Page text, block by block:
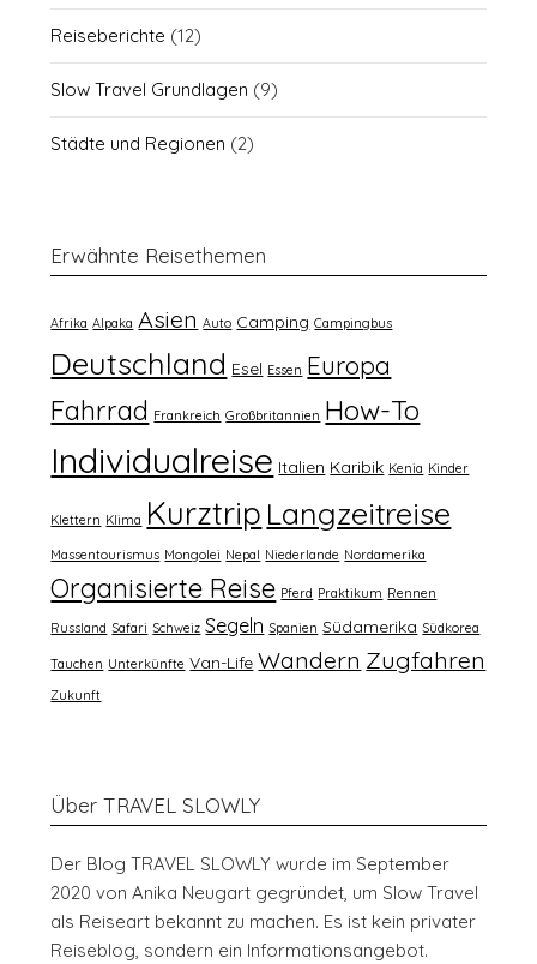
Reiseberichte (12)
Slow Travel Grundlagen (9)
Städte und Regionen (2)
Erwähnte Reisethemen
Afrika Alpaka Asien Auto Camping Campingbus
Deutschland Esel Essen Europa
Fahrrad Frankreich Großbritannien How-To
Individualreise Italien Karibik Kenia Kinder
Klettern Klima Kurztrip Langzeitreise
Massentourismus Mongolei Nepal Niederlande Nordamerika
Organisierte Reise Pferd Praktikum Rennen
Russland Safari Schweiz Segeln Spanien Südamerika Südkorea
Tauchen Unterkünfte Van-Life Wandern Zugfahren
Zukunft
Über TRAVEL SLOWLY
Der Blog TRAVEL SLOWLY wurde im September
2020 von Anika Neugart gegründet, um Slow Travel
als Reiseart bekannt zu machen. Es ist kein privater
Reiseblog, sondern ein Informationsangebot.